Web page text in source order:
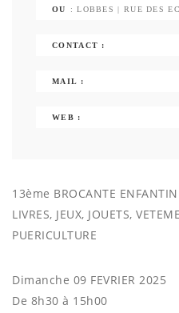
OU : LOBBES | RUE DES
CONTACT :
MAIL :
WEB :
13ème BROCANTE
LIVRES, JEUX, JOUETS,
PUERICULTURE
Dimanche 09 FEVRIER 2025
De 8h30 à 15h00